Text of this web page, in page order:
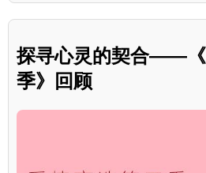
探寻心灵的契合——《
季》回顾